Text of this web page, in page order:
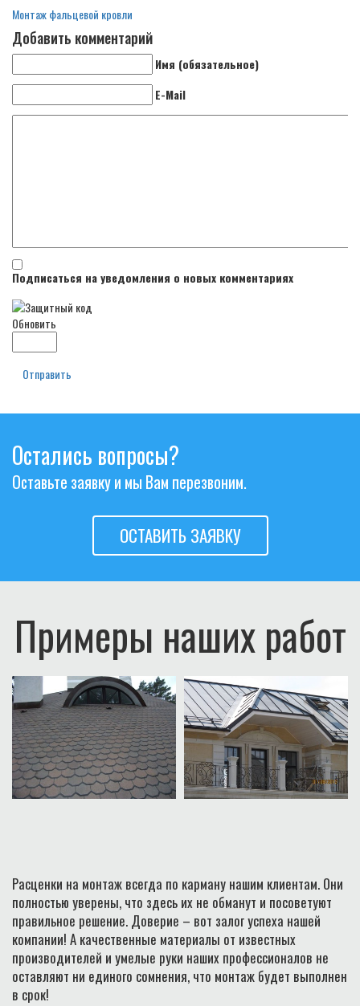
Монтаж фальцевой кровли
Добавить комментарий
Имя (обязательное)
E-Mail
Подписаться на уведомления о новых комментариях
Обновить
Отправить
Остались вопросы?
Оставьте заявку и мы Вам перезвоним.
ОСТАВИТЬ ЗАЯВКУ
Примеры наших работ
Расценки на монтаж всегда по карману нашим клиентам. Они
полностью уверены, что здесь их не обманут и посоветуют
правильное решение. Доверие – вот залог успеха нашей
компании! А качественные материалы от известных
производителей и умелые руки наших профессионалов не
оставляют ни единого сомнения, что монтаж будет выполнен
в срок!